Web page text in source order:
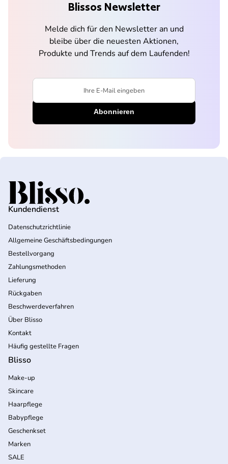
Blissos Newsletter
Melde dich für den Newsletter an und
bleibe über die neuesten Aktionen,
Produkte und Trends auf dem Laufenden!
Ihre E-Mail eingeben
Startseite
Kundendienst
Datenschutzrichtlinie
Allgemeine Geschäftsbedingungen
Bestellvorgang
Zahlungsmethoden
Lieferung
Rückgaben
Beschwerdeverfahren
Über Blisso
Kontakt
Häufig gestellte Fragen
Blisso
Make-up
Skincare
Haarpflege
Babypflege
Geschenkset
Marken
SALE